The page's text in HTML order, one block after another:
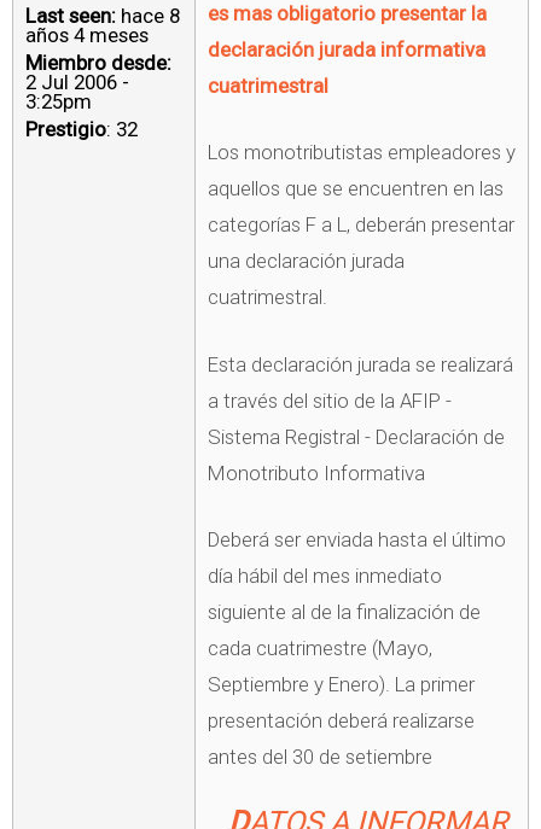
Last seen: hace 8
años 4 meses
Miembro desde:
2 Jul 2006 -
3:25pm
Prestigio: 32
es mas obligatorio presentar la
declaración jurada informativa
cuatrimestral
Los monotributistas empleadores y
aquellos que se encuentren en las
categorías F a L, deberán presentar
una declaración jurada
cuatrimestral.
Esta declaración jurada se realizará
a través del sitio de la AFIP -
Sistema Registral - Declaración de
Monotributo Informativa
Deberá ser enviada hasta el último
día hábil del mes inmediato
siguiente al de la finalización de
cada cuatrimestre (Mayo,
Septiembre y Enero). La primer
presentación deberá realizarse
antes del 30 de setiembre